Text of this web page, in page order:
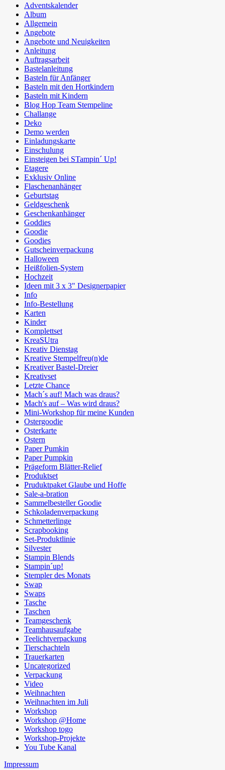
Adventskalender
Album
Allgemein
Angebote
Angebote und Neuigkeiten
Anleitung
Auftragsarbeit
Bastelanleitung
Basteln für Anfänger
Basteln mit den Hortkindern
Basteln mit Kindern
Blog Hop Team Stempeline
Challange
Deko
Demo werden
Einladungskarte
Einschulung
Einsteigen bei STampin´ Up!
Etagere
Exklusiv Online
Flaschenanhänger
Geburtstag
Geldgeschenk
Geschenkanhänger
Goddies
Goodie
Goodies
Gutscheinverpackung
Halloween
Heißfolien-System
Hochzeit
Ideen mit 3 x 3" Designerpapier
Info
Info-Bestellung
Karten
Kinder
Komplettset
KreaSUtra
Kreativ Dienstag
Kreative Stempelfreu(n)de
Kreativer Bastel-Dreier
Kreativset
Letzte Chance
Mach´s auf! Mach was draus?
Mach's auf – Was wird draus?
Mini-Workshop für meine Kunden
Ostergoodie
Osterkarte
Ostern
Paper Pumkin
Paper Pumpkin
Prägeform Blätter-Relief
Produktset
Pruduktpaket Glaube und Hoffe
Sale-a-bration
Sammelbesteller Goodie
Schkoladenverpackung
Schmetterlinge
Scrapbooking
Set-Produktlinie
Silvester
Stampin Blends
Stampin´up!
Stempler des Monats
Swap
Swaps
Tasche
Taschen
Teamgeschenk
Teamhausaufgabe
Teelichtverpackung
Tierschachteln
Trauerkarten
Uncategorized
Verpackung
Video
Weihnachten
Weihnachten im Juli
Workshop
Workshop @Home
Workshop togo
Workshop-Projekte
You Tube Kanal
Impressum